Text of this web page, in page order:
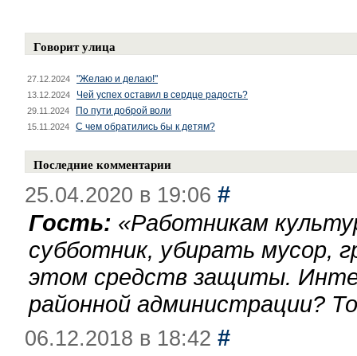
Говорит улица
27.12.2024 "Желаю и делаю!"
13.12.2024 Чей успех оставил в сердце радость?
29.11.2024 По пути доброй воли
15.11.2024 С чем обратились бы к детям?
Последние комментарии
25.04.2020 в 19:06 #
Гость: «Работникам
субботник, убирать мусор,
этом средств защиты.
районной администрации?
06.12.2018 в 18:42 #